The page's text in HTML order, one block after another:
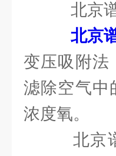
北京
北京
变压吸附法
滤除空气中
浓度氧。
北京